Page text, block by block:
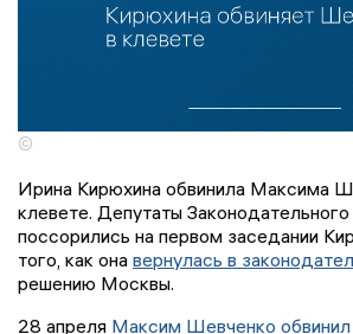
©
Ирина Кирюхина обвинила Максима
клевете. Депутаты
поссорились на первом заседании
того, как она вернулась в
решению Москвы.
28 апреля Максим Шевченко обвинил